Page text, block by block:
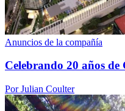
Anuncios de la compañía
Celebrando 20 años de
Por Julian Coulter